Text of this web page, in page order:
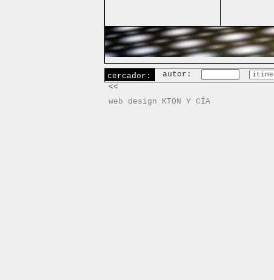
cercador: autor:
<<
web design KTON Y CÍA